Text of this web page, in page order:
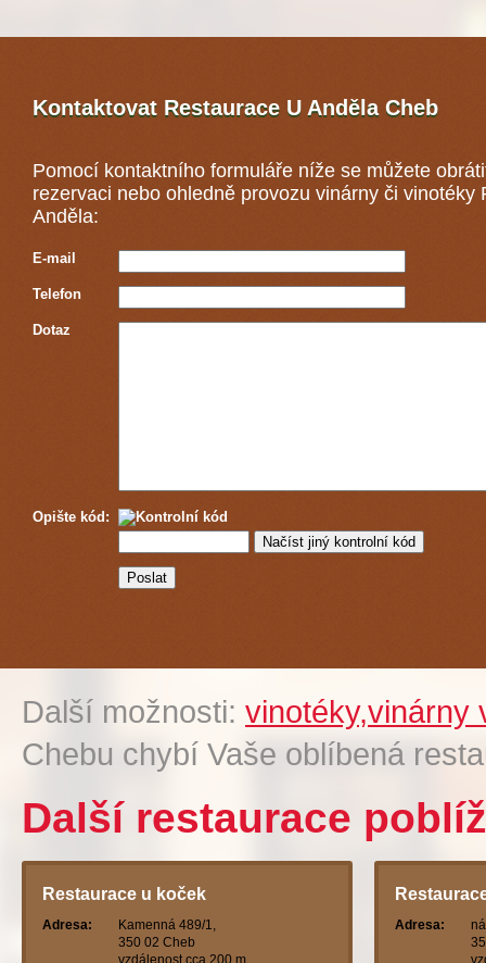
Kontaktovat Restaurace U Anděla Cheb
Pomocí kontaktního formuláře níže se můžete
rezervaci nebo ohledně provozu vinárny či vinotéky
Anděla:
E-mail
Telefon
Dotaz
Opište kód:
Další možnosti: vinotéky,vinárny
Chebu chybí Vaše oblíbená
Další restaurace
Restaurace u koček
Adresa:
Kamenná 489/1,
350 02 Cheb
vzdálenost cca 200 m
Adresa: